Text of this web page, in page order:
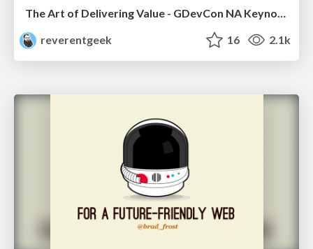
reverentgeek
16 2.1k